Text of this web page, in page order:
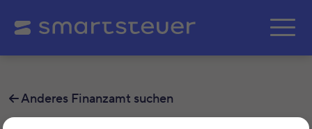
Zum Hauptinhalt
Anderes Finanzamt suchen